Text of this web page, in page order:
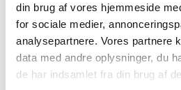
din brug af vores hjemmeside
for sociale medier,
analysepartnere. Vores partnere
data med andre oplysninger, du
de har indsamlet fra din brug af
LÆG I
BESKRIVELSE